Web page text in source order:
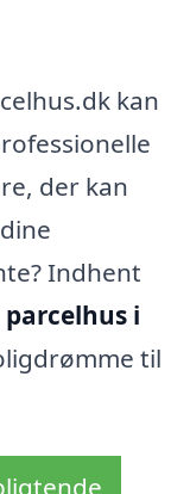
kan
der kan
Indhent
i
til